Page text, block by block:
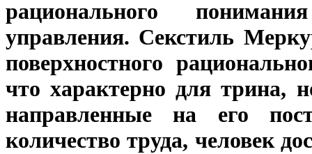
рационального
управления. Секстиль
поверхностного
что характерно для трина,
направленные на его
количество труда, человек